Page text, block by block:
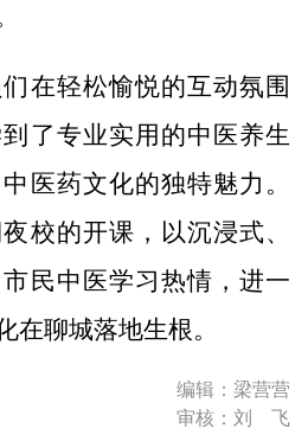
轻松愉悦的互动氛围
了专业实用的中医养生
医药文化的独特魅力。
校的开课，以沉浸式、
民中医学习热情，进一
在聊城落地生根。
编辑：梁营营
审核：刘 飞